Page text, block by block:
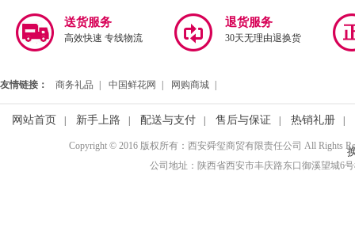
送货服务
高效快速 专线物流
退货服务
30天无理由退换货
友情链接： 商务礼品 中国鲜花网 网购商城
网站首页 新手上路 配送与支付 售后与保证 热销礼册
Copyright © 2016 版权所有：西安舜玺商贸有限责任公司 All Rights
公司地址：陕西省西安市丰庆路东口御溪望城6号